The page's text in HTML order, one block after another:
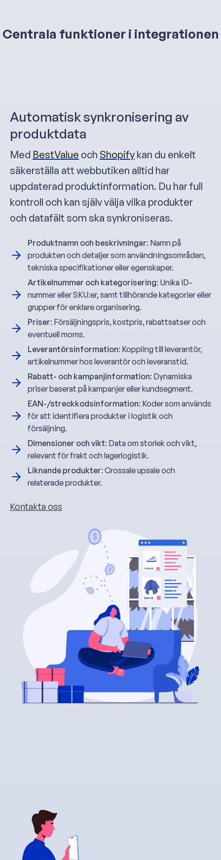
Centrala funktioner i integrationen
Automatisk synkronisering av
produktdata
Med BestValue och Shopify kan du enkelt
säkerställa att webbutiken alltid har
uppdaterad produktinformation. Du har full
kontroll och kan själv välja vilka produkter
och datafält som ska synkroniseras.
Produktnamn och beskrivningar: Namn på
produkten och detaljer som användningsområden,
tekniska specifikationer eller egenskaper.
Artikelnummer och kategorisering: Unika ID-
nummer eller SKU:er, samt tillhörande kategorier eller
grupper för enklare organisering.
Priser: Försäljningspris, kostpris, rabattsatser och
eventuell moms.
Leverantörsinformation: Koppling till leverantör,
artikelnummer hos leverantör och leveranstid.
Rabatt- och kampanjinformation: Dynamiska
priser baserat på kampanjer eller kundsegment.
EAN-/streckkodsinformation: Koder som används
för att identifiera produkter i logistik och
försäljning.
Dimensioner och vikt: Data om storlek och vikt,
relevant för frakt och lagerlogistik.
Liknande produkter: Crossale upsale och
relaterade produkter.
Kontakta oss